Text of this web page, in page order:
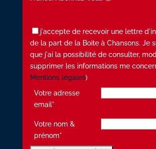
j'accepte de recevoir une lettre
de la part de la Boite à Chansons. Je
que j'ai la possibilité de consulter,
supprimer les informations me
Mentions légales)
Votre adresse
email*
Votre nom &
prénom*